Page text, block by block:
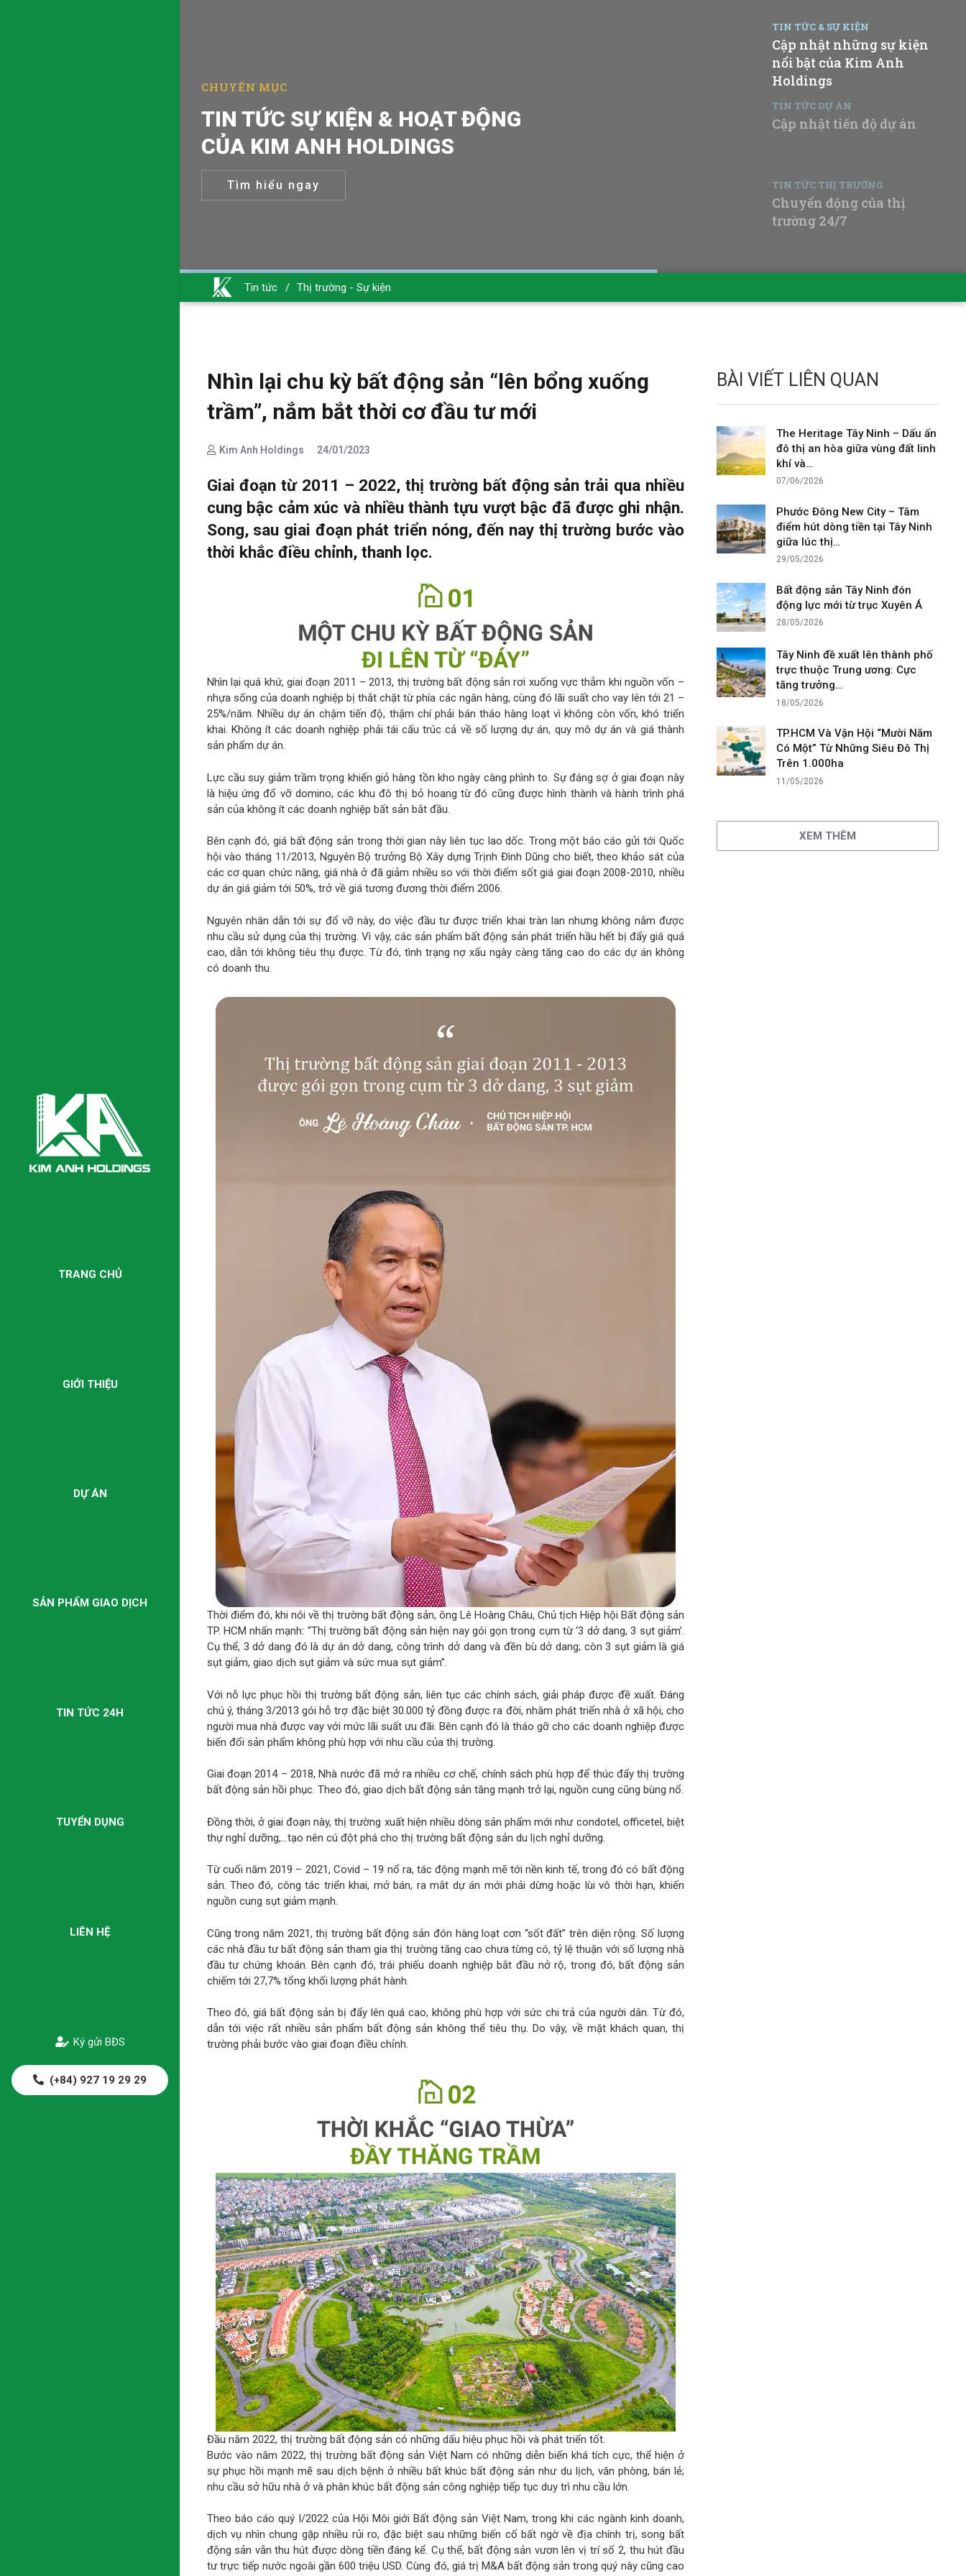
TRANG CHỦ
GIỚI THIỆU
DỰ ÁN
SẢN PHẨM GIAO DỊCH
TIN TỨC 24H
TUYỂN DỤNG
LIÊN HỆ
Ký gửi BĐS
(+84) 927 19 29 29
TIN TỨC & SỰ KIỆN
Cập nhật những sự kiện
nổi bật của Kim Anh
Holdings
TIN TỨC DỰ ÁN
Cập nhật tiến độ dự án
TIN TỨC THỊ TRƯỜNG
Chuyển động của thị
trường 24/7
TIN TỨC SỰ KIỆN & HOẠT ĐỘNG
CỦA KIM ANH HOLDINGS
CHUYÊN MỤC
Tìm hiểu ngay
Tin tức / Thị trường - Sự kiện
Nhìn lại chu kỳ bất động sản “lên bổng xuống
trầm”, nắm bắt thời cơ đầu tư mới
Kim Anh Holdings 24/01/2023
Giai đoạn từ 2011 – 2022, thị trường bất động sản trải qua nhiều
cung bậc cảm xúc và nhiều thành tựu vượt bậc đã được ghi nhận.
Song, sau giai đoạn phát triển nóng, đến nay thị trường bước vào
thời khắc điều chỉnh, thanh lọc.
Nhìn lại quá khứ, giai đoạn 2011 – 2013, thị trường bất động sản rơi xuống vực thẳm khi nguồn vốn –
nhựa sống của doanh nghiệp bị thắt chặt từ phía các ngân hàng, cùng đó lãi suất cho vay lên tới 21 –
25%/năm. Nhiều dự án chậm tiến độ, thậm chí phải bán tháo hàng loạt vì không còn vốn, khó triển
khai. Không ít các doanh nghiệp phải tái cấu trúc cả về số lượng dự án, quy mô dự án và giá thành
sản phẩm dự án.
Lực cầu suy giảm trầm trọng khiến giỏ hàng tồn kho ngày càng phình to. Sự đáng sợ ở giai đoạn này
là hiệu ứng đổ vỡ domino, các khu đô thị bỏ hoang từ đó cũng được hình thành và hành trình phá
sản của không ít các doanh nghiệp bất sản bắt đầu.
Bên cạnh đó, giá bất động sản trong thời gian này liên tục lao dốc. Trong một báo cáo gửi tới Quốc
hội vào tháng 11/2013, Nguyên Bộ trưởng Bộ Xây dựng Trịnh Đình Dũng cho biết, theo khảo sát của
các cơ quan chức năng, giá nhà ở đã giảm nhiều so với thời điểm sốt giá giai đoạn 2008-2010, nhiều
dự án giá giảm tới 50%, trở về giá tương đương thời điểm 2006.
Nguyên nhân dẫn tới sự đổ vỡ này, do việc đầu tư được triển khai tràn lan nhưng không nắm được
nhu cầu sử dụng của thị trường. Vì vậy, các sản phẩm bất động sản phát triển hầu hết bị đẩy giá quá
cao, dẫn tới không tiêu thụ được. Từ đó, tình trạng nợ xấu ngày càng tăng cao do các dự án không
có doanh thu.
Thời điểm đó, khi nói về thị trường bất động sản, ông Lê Hoàng Châu, Chủ tịch Hiệp hội Bất động sản
TP. HCM nhấn mạnh: “Thị trường bất động sản hiện nay gói gọn trong cụm từ ‘3 dở dang, 3 sụt giảm’.
Cụ thể, 3 dở dang đó là dự án dở dang, công trình dở dang và đền bù dở dang; còn 3 sụt giảm là giá
sụt giảm, giao dịch sụt giảm và sức mua sụt giảm”.
Với nỗ lực phục hồi thị trường bất động sản, liên tục các chính sách, giải pháp được đề xuất. Đáng
chú ý, tháng 3/2013 gói hỗ trợ đặc biệt 30.000 tỷ đồng được ra đời, nhằm phát triển nhà ở xã hội, cho
người mua nhà được vay với mức lãi suất ưu đãi. Bên cạnh đó là tháo gỡ cho các doanh nghiệp được
biến đổi sản phẩm không phù hợp với nhu cầu của thị trường.
Giai đoạn 2014 – 2018, Nhà nước đã mở ra nhiều cơ chế, chính sách phù hợp để thúc đẩy thị trường
bất động sản hồi phục. Theo đó, giao dịch bất động sản tăng mạnh trở lại, nguồn cung cũng bùng nổ.
Đồng thời, ở giai đoạn này, thị trường xuất hiện nhiều dòng sản phẩm mới như condotel, officetel, biệt
thự nghỉ dưỡng,…tạo nên cú đột phá cho thị trường bất động sản du lịch nghỉ dưỡng.
Từ cuối năm 2019 – 2021, Covid – 19 nổ ra, tác động mạnh mẽ tới nền kinh tế, trong đó có bất động
sản. Theo đó, công tác triển khai, mở bán, ra mắt dự án mới phải dừng hoặc lùi vô thời hạn, khiến
nguồn cung sụt giảm mạnh.
Cũng trong năm 2021, thị trường bất động sản đón hàng loạt cơn “sốt đất” trên diện rộng. Số lượng
các nhà đầu tư bất động sản tham gia thị trường tăng cao chưa từng có, tỷ lệ thuận với số lượng nhà
đầu tư chứng khoán. Bên cạnh đó, trái phiếu doanh nghiệp bắt đầu nở rộ, trong đó, bất động sản
chiếm tới 27,7% tổng khối lượng phát hành.
Theo đó, giá bất động sản bị đẩy lên quá cao, không phù hợp với sức chi trả của người dân. Từ đó,
dẫn tới việc rất nhiều sản phẩm bất động sản không thể tiêu thụ. Do vậy, về mặt khách quan, thị
trường phải bước vào giai đoạn điều chỉnh.
Đầu năm 2022, thị trường bất động sản có những dấu hiệu phục hồi và phát triển tốt.
Bước vào năm 2022, thị trường bất động sản Việt Nam có những diễn biến khá tích cực, thể hiện ở
sự phục hồi mạnh mẽ sau dịch bệnh ở nhiều bất khúc bất động sản như du lịch, văn phòng, bán lẻ;
nhu cầu sở hữu nhà ở và phân khúc bất động sản công nghiệp tiếp tục duy trì nhu cầu lớn.
Theo báo cáo quý I/2022 của Hội Môi giới Bất động sản Việt Nam, trong khi các ngành kinh doanh,
dịch vụ nhìn chung gặp nhiều rủi ro, đặc biệt sau những biến cố bất ngờ về địa chính trị, song bất
động sản vẫn thu hút được dòng tiền đáng kể. Cụ thể, bất động sản vươn lên vị trí số 2, thu hút đầu
tư trực tiếp nước ngoài gần 600 triệu USD. Cùng đó, giá trị M&A bất động sản trong quý này cũng cao
BÀI VIẾT LIÊN QUAN
The Heritage Tây Ninh – Dấu ấn
đô thị an hòa giữa vùng đất linh
khí và…
07/06/2026
Phước Đông New City – Tâm
điểm hút dòng tiền tại Tây Ninh
giữa lúc thị…
29/05/2026
Bất động sản Tây Ninh đón
động lực mới từ trục Xuyên Á
28/05/2026
Tây Ninh đề xuất lên thành phố
trực thuộc Trung ương: Cực
tăng trưởng…
18/05/2026
TP.HCM Và Vận Hội “Mười Năm
Có Một” Từ Những Siêu Đô Thị
Trên 1.000ha
11/05/2026
XEM THÊM